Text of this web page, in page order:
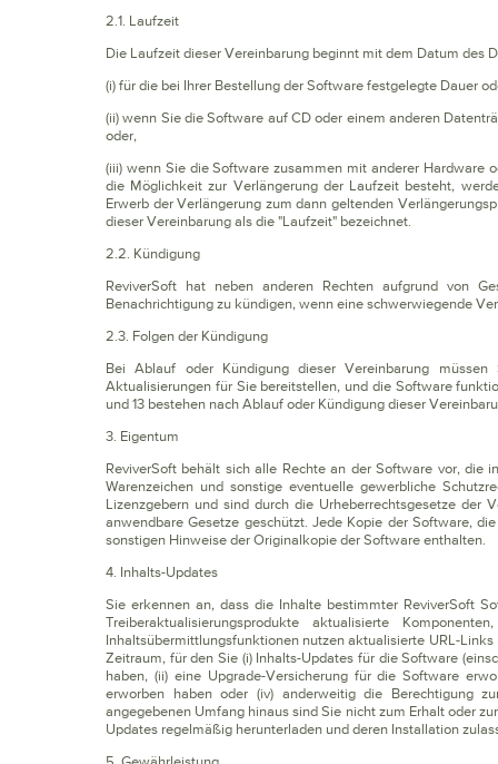
2.1. Laufzeit
Die Laufzeit dieser Vereinbarung beginnt mit dem Datum des
(i) für die bei Ihrer Bestellung der Software festgelegte Dauer
(ii) wenn Sie die Software auf CD oder einem anderen
oder,
(iii) wenn Sie die Software zusammen mit anderer Hardware
die Möglichkeit zur Verlängerung der Laufzeit besteht,
Erwerb der Verlängerung zum dann geltenden
dieser Vereinbarung als die "Laufzeit" bezeichnet.
2.2. Kündigung
ReviverSoft hat neben anderen Rechten aufgrund von
Benachrichtigung zu kündigen, wenn eine schwerwiegende
2.3. Folgen der Kündigung
Bei Ablauf oder Kündigung dieser Vereinbarung
Aktualisierungen für Sie bereitstellen, und die Software
und 13 bestehen nach Ablauf oder Kündigung dieser
3. Eigentum
ReviverSoft behält sich alle Rechte an der Software vor, die
Warenzeichen und sonstige eventuelle gewerbliche
Lizenzgebern und sind durch die Urheberrechtsgesetze der
anwendbare Gesetze geschützt. Jede Kopie der Software,
sonstigen Hinweise der Originalkopie der Software enthalten.
4. Inhalts-Updates
Sie erkennen an, dass die Inhalte bestimmter ReviverSoft
Treiberaktualisierungsprodukte aktualisierte
Inhaltsübermittlungsfunktionen nutzen aktualisierte URL-
Zeitraum, für den Sie (i) Inhalts-Updates für die Software
haben, (ii) eine Upgrade-Versicherung für die Software
erworben haben oder (iv) anderweitig die Berechtigung
angegebenen Umfang hinaus sind Sie nicht zum Erhalt oder
Updates regelmäßig herunterladen und deren Installation